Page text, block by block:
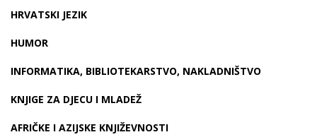
HRVATSKI JEZIK
HUMOR
INFORMATIKA, BIBLIOTEKARSTVO, NAKLADNIŠTVO
KNJIGE ZA DJECU I MLADEŽ
AFRIČKE I AZIJSKE KNJIŽEVNOSTI